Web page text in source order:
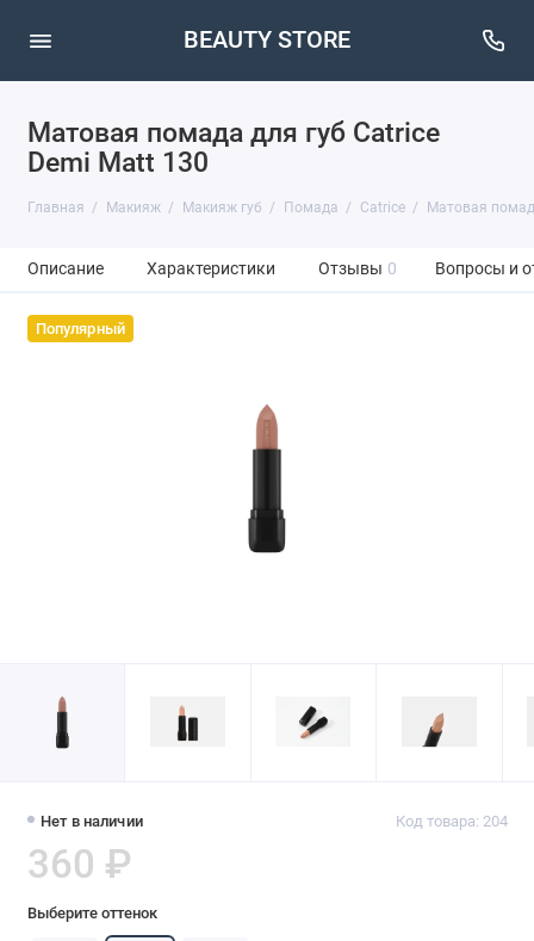
BEAUTY STORE
Матовая помада для губ Catrice
Demi Matt 130
Главная Макияж Макияж губ Помада Catrice Матовая
Описание Характеристики Отзывы 0 Вопросы и
Популярный
Нет в наличии Код товара: 204
360 ₽
Выберите оттенок